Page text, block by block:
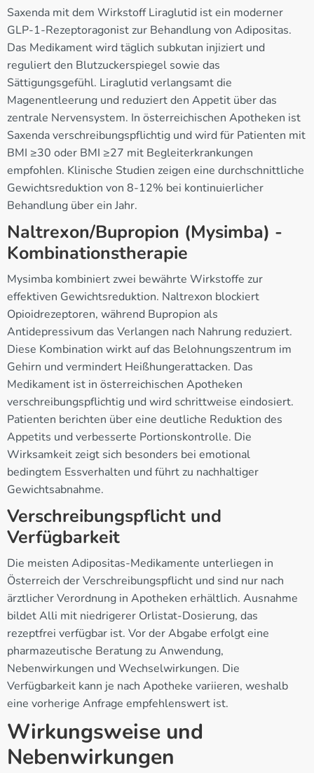
Saxenda mit dem Wirkstoff Liraglutid ist ein moderner
GLP-1-Rezeptoragonist zur Behandlung von Adipositas.
Das Medikament wird täglich subkutan injiziert und
reguliert den Blutzuckerspiegel sowie das
Sättigungsgefühl. Liraglutid verlangsamt die
Magenentleerung und reduziert den Appetit über das
zentrale Nervensystem. In österreichischen Apotheken ist
Saxenda verschreibungspflichtig und wird für Patienten mit
BMI ≥30 oder BMI ≥27 mit Begleiterkrankungen
empfohlen. Klinische Studien zeigen eine durchschnittliche
Gewichtsreduktion von 8-12% bei kontinuierlicher
Behandlung über ein Jahr.
Naltrexon/Bupropion (Mysimba) -
Kombinationstherapie
Mysimba kombiniert zwei bewährte Wirkstoffe zur
effektiven Gewichtsreduktion. Naltrexon blockiert
Opioidrezeptoren, während Bupropion als
Antidepressivum das Verlangen nach Nahrung reduziert.
Diese Kombination wirkt auf das Belohnungszentrum im
Gehirn und vermindert Heißhungerattacken. Das
Medikament ist in österreichischen Apotheken
verschreibungspflichtig und wird schrittweise eindosiert.
Patienten berichten über eine deutliche Reduktion des
Appetits und verbesserte Portionskontrolle. Die
Wirksamkeit zeigt sich besonders bei emotional
bedingtem Essverhalten und führt zu nachhaltiger
Gewichtsabnahme.
Verschreibungspflicht und
Verfügbarkeit
Die meisten Adipositas-Medikamente unterliegen in
Österreich der Verschreibungspflicht und sind nur nach
ärztlicher Verordnung in Apotheken erhältlich. Ausnahme
bildet Alli mit niedrigerer Orlistat-Dosierung, das
rezeptfrei verfügbar ist. Vor der Abgabe erfolgt eine
pharmazeutische Beratung zu Anwendung,
Nebenwirkungen und Wechselwirkungen. Die
Verfügbarkeit kann je nach Apotheke variieren, weshalb
eine vorherige Anfrage empfehlenswert ist.
Wirkungsweise und
Nebenwirkungen